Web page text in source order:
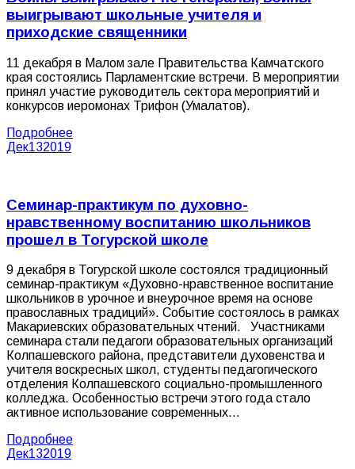
выигрывают школьные учителя и
приходские священники
11 декабря в Малом зале Правительства Камчатского
края состоялись Парламентские встречи. В мероприятии
принял участие руководитель сектора мероприятий и
конкурсов иеромонах Трифон (Умалатов).
Подробнее
Дек132019
Семинар-практикум по духовно-
нравственному воспитанию школьников
прошел в Тогурской школе
9 декабря в Тогурской школе состоялся традиционный
семинар-практикум «Духовно-нравственное воспитание
школьников в урочное и внеурочное время на основе
православных традиций». Событие состоялось в рамках
Макариевских образовательных чтений. Участниками
семинара стали педагоги образовательных организаций
Колпашевского района, представители духовенства и
учителя воскресных школ, студенты педагогического
отделения Колпашевского социально-промышленного
колледжа. Особенностью встречи этого года стало
активное использование современных…
Подробнее
Дек132019